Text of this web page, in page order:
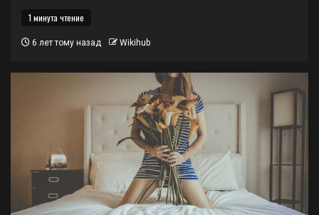
1 минута чтение
6 лет тому назад Wikihub